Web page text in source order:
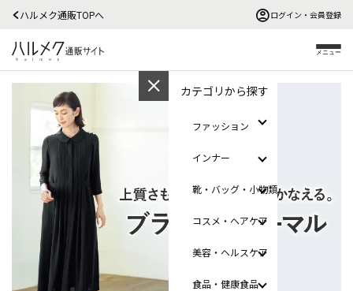
ハルメク通販TOPへ ログイン・会員登録
メニュー
カテゴリから探す
ファッション
インナー
靴・バッグ・小物類
コスメ・ヘアケア
美容・ヘルスケア
食品・健康食品